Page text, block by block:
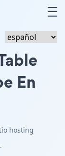
En
hosting